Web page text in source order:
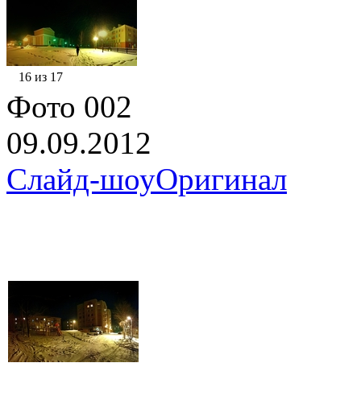
16 из 17
Фото 002
09.09.2012
Слайд-шоуОригинал